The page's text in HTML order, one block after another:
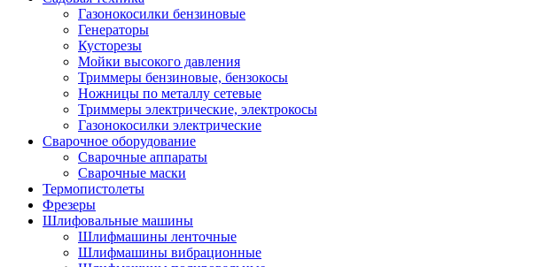
Газонокосилки бензиновые
Генераторы
Кусторезы
Мойки высокого давления
Триммеры бензиновые, бензокосы
Ножницы по металлу сетевые
Триммеры электрические, электрокосы
Газонокосилки электрические
Сварочное оборудование
Сварочные аппараты
Сварочные маски
Термопистолеты
Фрезеры
Шлифовальные машины
Шлифмашины ленточные
Шлифмашины вибрационные